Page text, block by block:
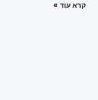
קרא עוד »